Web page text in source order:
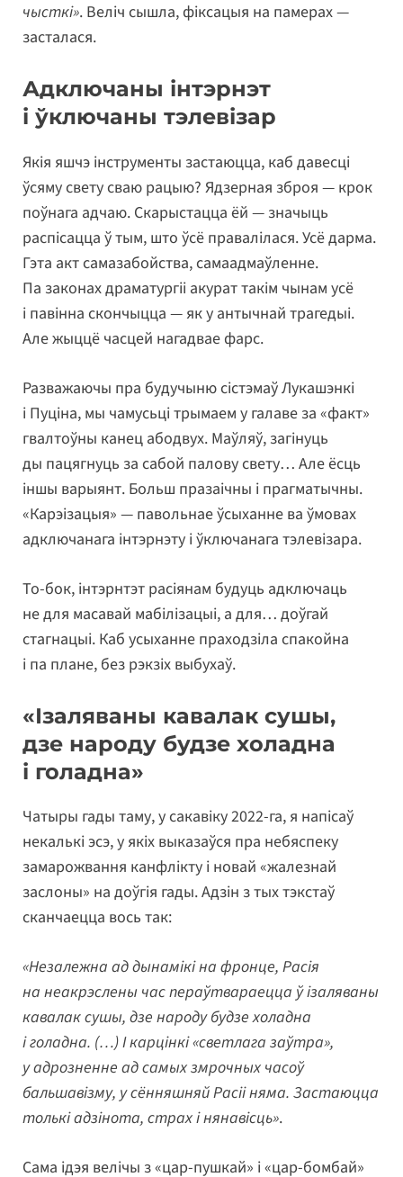
чысткі». Веліч сышла, фіксацыя на памерах —
засталася.
Адключаны інтэрнэт
і ўключаны тэлевізар
Якія яшчэ інструменты застаюцца, каб давесці
ўсяму свету сваю рацыю? Ядзерная зброя — крок
поўнага адчаю. Скарыстацца ёй — значыць
распісацца ў тым, што ўсё правалілася. Усё дарма.
Гэта акт самазабойства, самаадмаўленне.
Па законах драматургіі акурат такім чынам усё
і павінна скончыцца — як у антычнай трагедыі.
Але жыццё часцей нагадвае фарс.
Разважаючы пра будучыню сістэмаў Лукашэнкі
і Пуціна, мы чамусьці трымаем у галаве за «факт»
гвалтоўны канец абодвух. Маўляў, загінуць
ды пацягнуць за сабой палову свету… Але ёсць
іншы варыянт. Больш празаічны і прагматычны.
«Карэізацыя» — павольнае ўсыханне ва ўмовах
адключанага інтэрнэту і ўключанага тэлевізара.
То-бок, інтэрнтэт расіянам будуць адключаць
не для масавай мабілізацыі, а для… доўгай
стагнацыі. Каб усыханне праходзіла спакойна
і па плане, без рэкзіх выбухаў.
«Ізаляваны кавалак сушы,
дзе народу будзе холадна
і голадна»
Чатыры гады таму, у сакавіку 2022-га, я напісаў
некалькі эсэ, у якіх выказаўся пра небяспеку
замарожвання канфлікту і новай «жалезнай
заслоны» на доўгія гады. Адзін з тых тэкстаў
сканчаецца вось так:
«Незалежна ад дынамікі на фронце, Расія
на неакрэслены час пераўтвараецца ў ізаляваны
кавалак сушы, дзе народу будзе холадна
і голадна. (…) І карцінкі «светлага заўтра»,
у адрозненне ад самых змрочных часоў
бальшавізму, у сённяшняй Расіі няма. Застаюцца
толькі адзінота, страх і нянавісць».
Сама ідэя велічы з «цар-пушкай» і «цар-бомбай»